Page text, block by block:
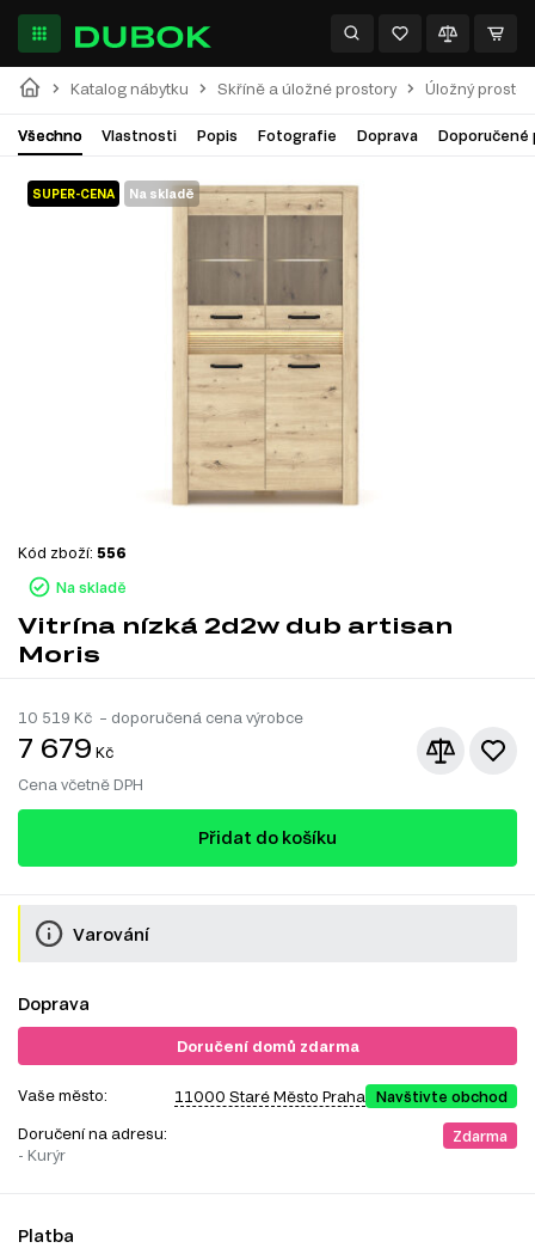
Katalog nábytku Skříně a úložné prostory Úložný prostor
Všechno Vlastnosti Popis Fotografie Doprava Doporučené
SUPER-CENA Na skladě
Na skladě
Kód zboží: 556
Vitrína nízká 2d2w dub artisan
Moris
10 519 Kč – doporučená cena výrobce
7 679 Kč
Cena včetně DPH
Přidat do košíku
Varování
Doprava
Doručení domů zdarma
Vaše město: 11000 Staré Město Praha Navštivte obchod
Doručení na adresu:
- Kurýr
Zdarma
Platba